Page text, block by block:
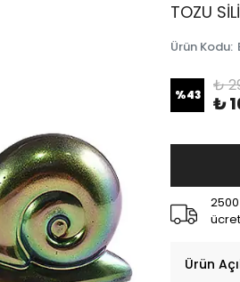
TOZU
Ürün Kodu:
%43 ₺
₺
Ürün